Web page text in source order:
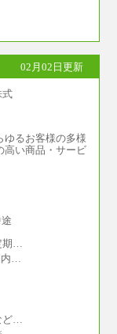
社規定により
を含む
4,000円）
02月02日更新
ゆるお客様の多様
高い商品・サービ
…
…
…